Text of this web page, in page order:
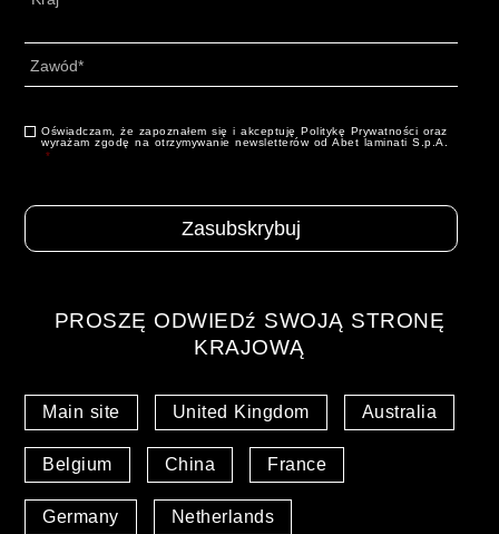
Kraj
Konsensus *
Oświadczam, że zapoznałem się i akceptuję Politykę Prywatności oraz
wyrażam zgodę na otrzymywanie newsletterów od Abet laminati S.p.A.
*
PROSZĘ ODWIEDź SWOJĄ STRONĘ
KRAJOWĄ
Main site United Kingdom Australia
Belgium China France
Germany Netherlands